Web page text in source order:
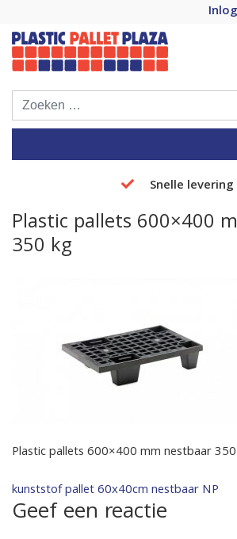
Plastic Pallet Plaza
Plastic Pallets Plaza, de nummer 1 in
Europa!
Snelle levering
Plastic pallets 600×400
350 kg
Plastic pallets 600×400 mm nestbaar
Bericht
navigatie
kunststof pallet 60x40cm nestbaar NP
Geef een reactie